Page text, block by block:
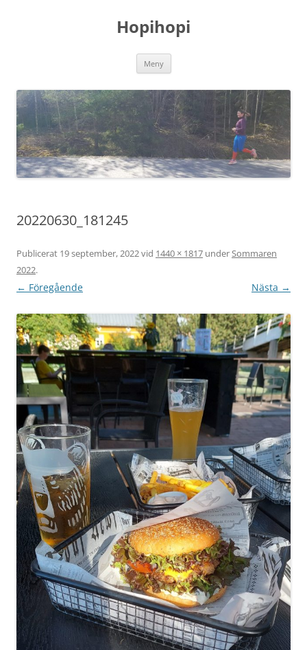
Hopihopi
Meny
20220630_181245
Publicerat 19 september, 2022vid 1440 × 1817 under Sommaren
2022.
← Föregående Nästa →